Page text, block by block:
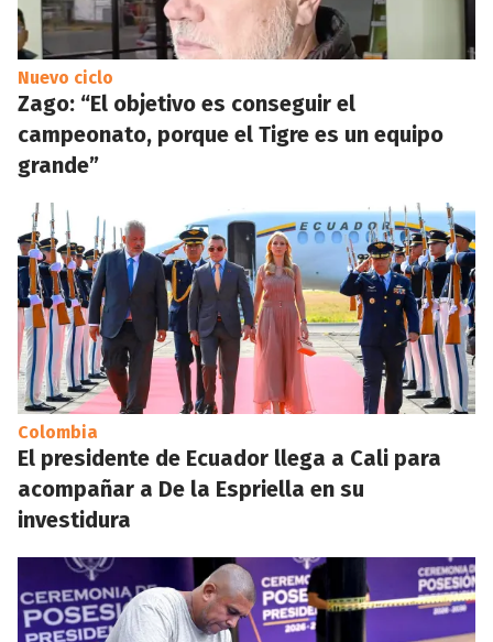
Nuevo ciclo
Zago: “El objetivo es conseguir el
campeonato, porque el Tigre es un equipo
grande”
Colombia
El presidente de Ecuador llega a Cali para
acompañar a De la Espriella en su
investidura